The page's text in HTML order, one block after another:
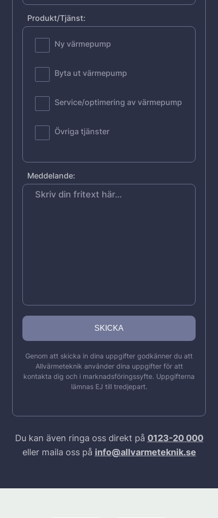
Produkt/Tjänst:
Ny värmepump
Byta ut värmepump
Service/optimering av värmepump
Övriga tjänster
Meddelande:
Genom att skicka in dina uppgifter godkänner du att
Allvärmeteknik använder dina uppgifter för att
kontakta dig och i marknadsföringssyfte. Uppgifterna
lämnas EJ till tredjepart.
Du kan även ringa oss direkt på 0123-20 000
eller maila oss på info@allvarmeteknik.se